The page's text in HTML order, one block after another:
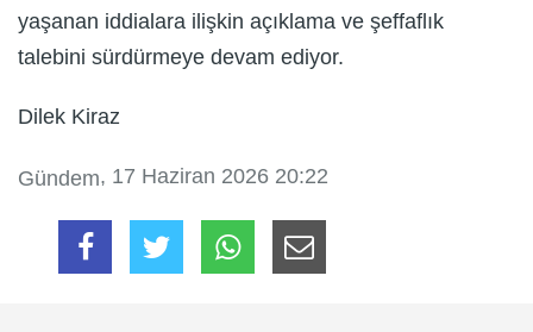
yaşanan iddialara ilişkin açıklama ve şeffaflık
talebini sürdürmeye devam ediyor.
Dilek Kiraz
Gündem, 17 Haziran 2026 20:22